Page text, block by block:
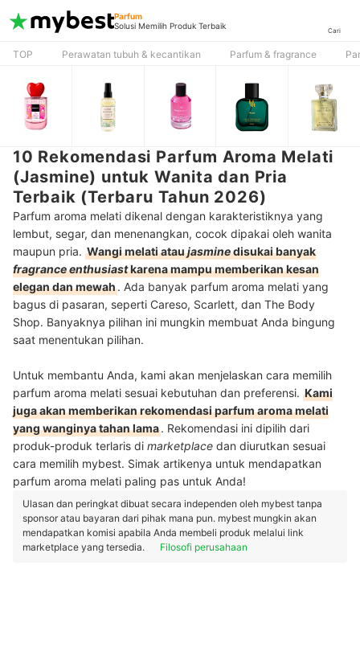
Parfum
Solusi Memilih Produk Terbaik
Cari
TOP Perawatan tubuh & kecantikan Parfum & fragrance
10 Rekomendasi Parfum Aroma Melati
(Jasmine) untuk Wanita dan Pria
Terbaik (Terbaru Tahun 2026)
Parfum aroma melati dikenal dengan karakteristiknya yang
lembut, segar, dan menenangkan, cocok dipakai oleh wanita
maupun pria. Wangi melati ataujasminedisukai banyak
fragrance enthusiastkarena mampu memberikan kesan
elegan dan mewah. Ada banyak parfum aroma melati yang
bagus di pasaran, seperti Careso, Scarlett, dan The Body
Shop. Banyaknya pilihan ini mungkin membuat Anda bingung
saat menentukan pilihan.
Untuk membantu Anda, kami akan menjelaskan cara memilih
parfum aroma melati sesuai kebutuhan dan preferensi. Kami
juga akan memberikan rekomendasi parfum aroma melati
yang wanginya tahan lama. Rekomendasi ini dipilih dari
produk-produk terlaris di marketplace dan diurutkan sesuai
cara memilih mybest. Simak artikenya untuk mendapatkan
parfum aroma melati paling pas untuk Anda!
Ulasan dan peringkat dibuat secara independen oleh mybest tanpa
sponsor atau bayaran dari pihak mana pun. mybest mungkin akan
mendapatkan komisi apabila Anda membeli produk melalui link
marketplace yang tersedia.
Filosofi perusahaan